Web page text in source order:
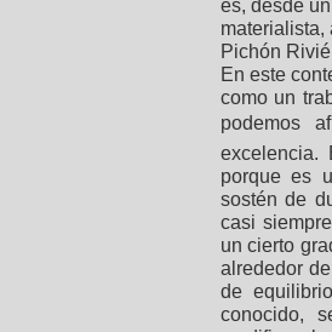
es, desde
materialista,
Pichón
En este
como un
podemos
excelencia.
porque es
sostén de
casi
un cierto
alrededor
de
conocido,